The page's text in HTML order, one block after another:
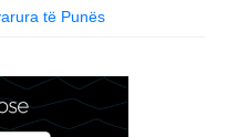
të Punës